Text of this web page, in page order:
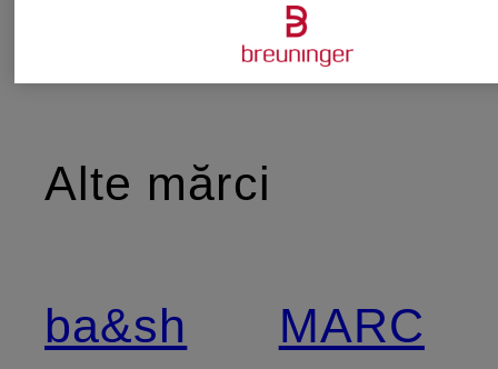
Alte mărci
ba&sh
MARC